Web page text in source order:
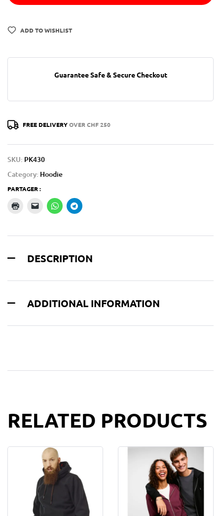
ADD TO WISHLIST
Guarantee Safe & Secure Checkout
FREE DELIVERYOVER CHF 250
SKU: PK430
Category: Hoodie
PARTAGER :
DESCRIPTION
ADDITIONAL INFORMATION
RELATED PRODUCTS